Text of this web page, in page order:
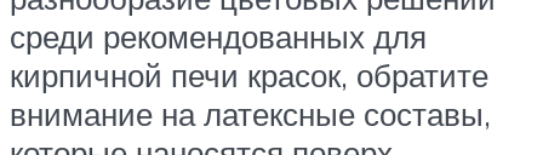
среди рекомендованных для
кирпичной печи красок, обратите
внимание на латексные составы,